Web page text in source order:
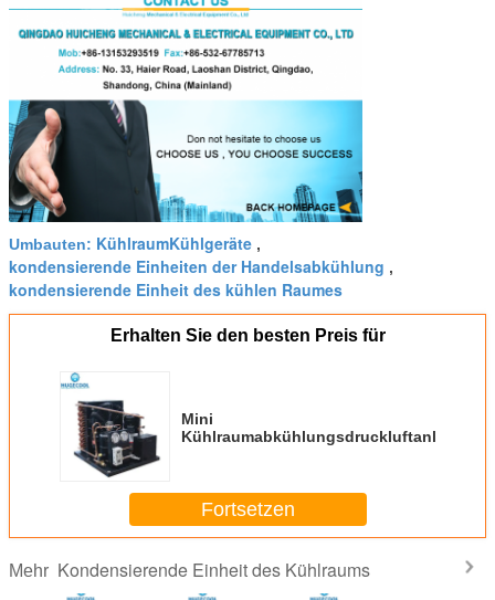
Umbauten: KühlraumKühlgeräte ,
kondensierende Einheiten der Handelsabkühlung ,
kondensierende Einheit des kühlen Raumes
Erhalten Sie den besten Preis für
Mini
Kühlraumabkühlungsdruckluftanlage
Fortsetzen
Mehr Kondensierende Einheit des Kühlraums